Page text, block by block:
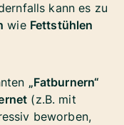
kann es zu
wie Fettstühlen
„Fatburnern“
(z.B. mit
beworben,